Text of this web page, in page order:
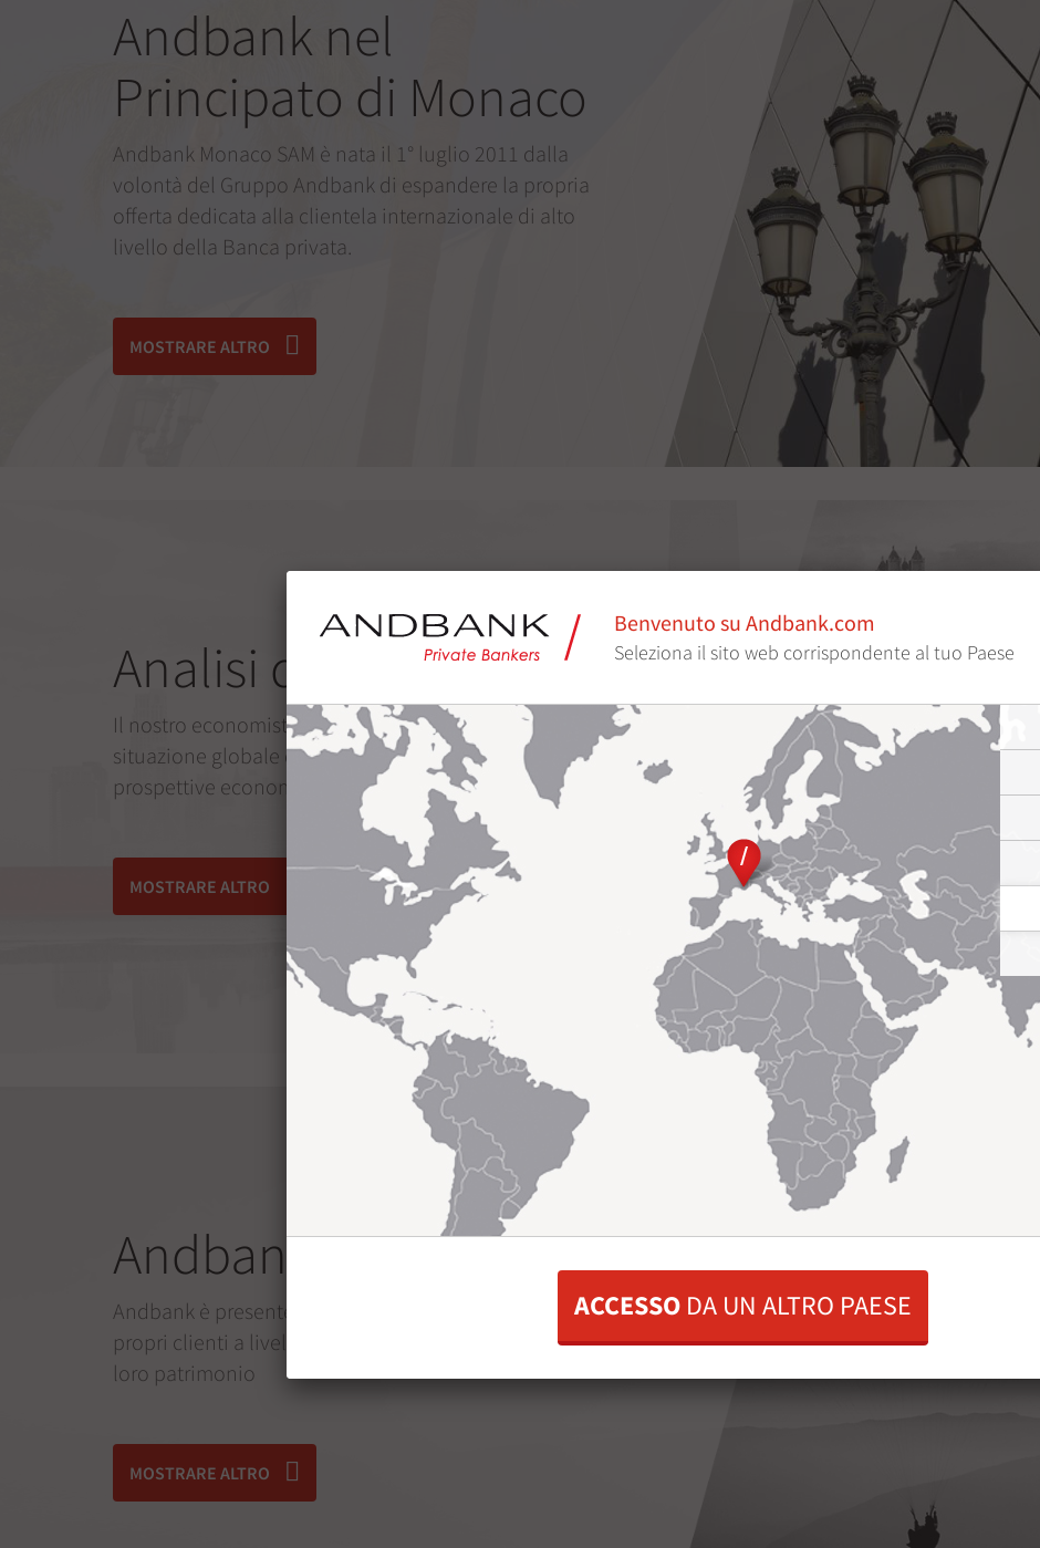
Andbank nel
Principato di Monaco
Andbank Monaco SAM è nata il 1° luglio 2011 dalla
volontà del Gruppo Andbank di espandere la propria
offerta dedicata alla clientela internazionale di alto
livello della Banca privata.
MOSTRARE ALTRO
Analisi dei mercati
Il nostro economista-capo, Àlex Fusté, analizza la
situazione globale dei mercati finanziari e valuta le
prospettive economiche.
MOSTRARE ALTRO
Andbank nel mondo
Andbank è presente in 11 paesi, per accompagnare i
propri clienti a livello internazionale nella gestione del
loro patrimonio
MOSTRARE ALTRO
Benvenuto su Andbank.com
Seleziona il sito web corrispondente al tuo Paese
ACCESSO DA UN ALTRO PAESE